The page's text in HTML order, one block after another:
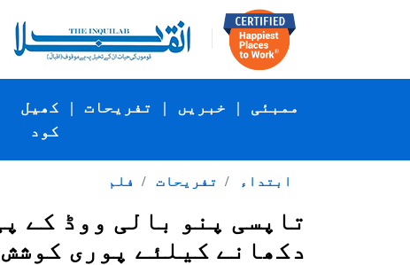
کھیل
کود
| تفریحات | خبریں | ممبئی
فلم تفریحات ابتداء
تاپسی پنو بالی ووڈ کے
دکھانے کیلئے پوری